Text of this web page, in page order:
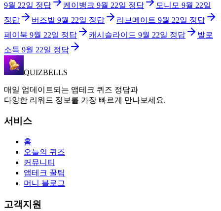
9월 22일 정답 케이뱅크 9월 22일 정답 모니모 9월 22일
정답
버즈빌 9월 22일 정답 리브메이트 9월 22일 정답
페이북 9월 22일 정답 캐시슬라이드 9월 22일 정답
발로
소득 9월 22일 정답
QUIZBELLS
매일 업데이트되는 앱테크 퀴즈 정답과
다양한 리워드 정보를 가장 빠르게 만나보세요.
서비스
홈
오늘의 퀴즈
커뮤니티
앱테크 꿀팁
머니 블로그
고객지원